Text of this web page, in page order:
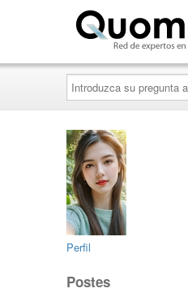
Introduzca
su
pregunta
aquí...
Perfil
Postes